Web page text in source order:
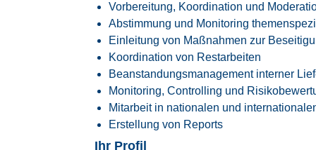
Vorbereitung, Koordination und
Abstimmung und Monitoring
Einleitung von Maßnahmen zur
Koordination von Restarbeiten
Beanstandungsmanagement interner
Monitoring, Controlling und
Mitarbeit in nationalen und
Erstellung von Reports
Ihr Profil